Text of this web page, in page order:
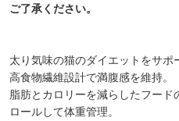
ご了承ください。
太り気味の猫のダイエットをサポ
高食物繊維設計で満腹感を維持。
脂肪とカロリーを減らしたフード
ロールして体重管理。